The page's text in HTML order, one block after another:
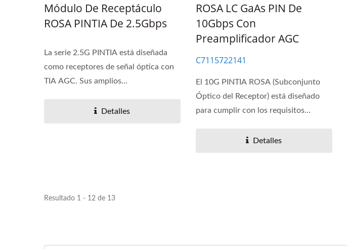
Módulo De Receptáculo
ROSA PINTIA De 2.5Gbps
La serie 2.5G PINTIA está diseñada
como receptores de señal óptica con
TIA AGC. Sus amplios...
Detalles
ROSA LC GaAs PIN De
10Gbps Con
Preamplificador AGC
C7115722141
El 10G PINTIA ROSA (Subconjunto
Óptico del Receptor) está diseñado
para cumplir con los requisitos...
Detalles
Resultado 1 - 12 de 13